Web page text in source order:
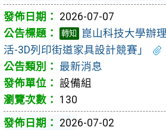
2026-07-07
轉知
崑山科技大學辦
活-3D列印街道家具設計競賽」
最新消息
設備組
130
2026-07-02